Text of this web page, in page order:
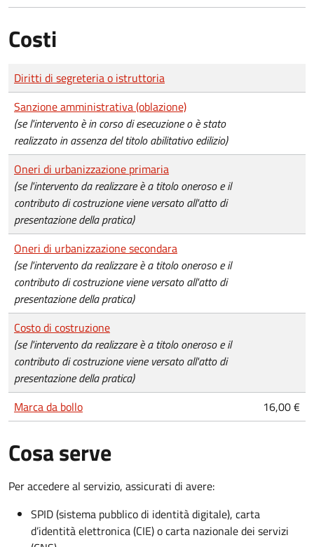
Costi
Tipo di pagamento
Importo
Diritti di segreteria o istruttoria
Sanzione amministrativa (oblazione)
(se l'intervento è in corso di esecuzione o è stato
realizzato in assenza del titolo abilitativo edilizio)
Oneri di urbanizzazione primaria
(se l'intervento da realizzare è a titolo oneroso e il
contributo di costruzione viene versato all'atto di
presentazione della pratica)
Oneri di urbanizzazione secondara
(se l'intervento da realizzare è a titolo oneroso e il
contributo di costruzione viene versato all'atto di
presentazione della pratica)
Costo di costruzione
(se l'intervento da realizzare è a titolo oneroso e il
contributo di costruzione viene versato all'atto di
presentazione della pratica)
Marca da bollo
16,00 €
Cosa serve
Per accedere al servizio, assicurati di avere:
SPID (sistema pubblico di identità digitale), carta
d’identità elettronica (CIE) o carta nazionale dei servizi